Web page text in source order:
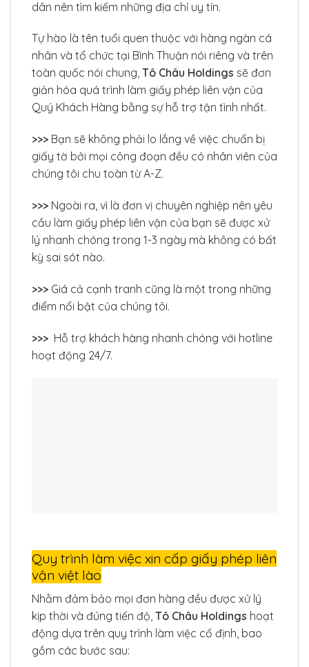
dân nên tìm kiếm những địa chỉ uy tín.
Tự hào là tên tuổi quen thuộc với hàng ngàn cá
nhân và tổ chức tại Bình Thuận nói riêng và trên
toàn quốc nói chung, Tô Châu Holdings sẽ đơn
giản hóa quá trình làm giấy phép liên vận của
Quý Khách Hàng bằng sự hỗ trợ tận tình nhất.
>>> Bạn sẽ không phải lo lắng về việc chuẩn bị
giấy tờ bởi mọi công đoạn đều có nhân viên của
chúng tôi chu toàn từ A-Z.
>>> Ngoài ra, vì là đơn vị chuyên nghiệp nên yêu
cầu làm giấy phép liên vận của bạn sẽ được xử
lý nhanh chóng trong 1-3 ngày mà không có bất
kỳ sai sót nào.
>>> Giá cả cạnh tranh cũng là một trong những
điểm nổi bật của chúng tôi.
>>> Hỗ trợ khách hàng nhanh chóng với hotline
hoạt động 24/7.
Quy trình làm việc xin cấp giấy phép liên
vận việt lào
Nhằm đảm bảo mọi đơn hàng đều được xử lý
kịp thời và đúng tiến độ, Tô Châu Holdings hoạt
động dựa trên quy trình làm việc cố định, bao
gồm các bước sau: